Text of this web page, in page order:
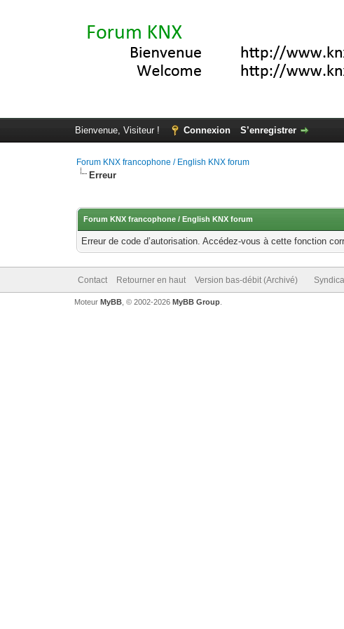
Bienvenue, Visiteur ! Connexion S’enregistrer
Forum KNX francophone / English KNX forum
Erreur
Forum KNX francophone / English KNX forum
Erreur de code d’autorisation. Accédez-vous à cette fonction
Contact Retourner en haut Version bas-débit (Archivé)
Moteur MyBB, © 2002-2026 MyBB Group.